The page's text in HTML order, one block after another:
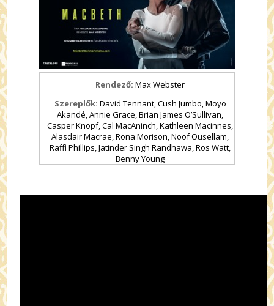
Rendező: Max Webster
Szereplők: David Tennant, Cush Jumbo, Moyo
Akandé, Annie Grace, Brian James O’Sullivan,
Casper Knopf, Cal MacAninch, Kathleen Macinnes,
Alasdair Macrae, Rona Morison, Noof Ousellam,
Raffi Phillips, Jatinder Singh Randhawa, Ros Watt,
Benny Young